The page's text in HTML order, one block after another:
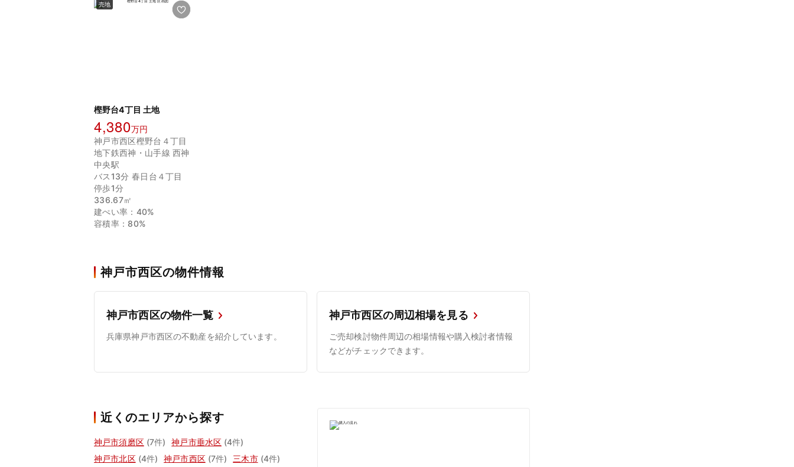
売地
樫野台4丁目 土地
4,380万円
神戸市西区樫野台４丁目
地下鉄西神・山手線 西神
中央駅
バス13分 春日台４丁目
停歩1分
336.67㎡
建ぺい率：40%
容積率：80%
神戸市西区の物件情報
神戸市西区の物件一覧
兵庫県神戸市西区の不動産を紹介しています。
神戸市西区の周辺相場を見る
ご売却検討物件周辺の相場情報や購入検討者情報
などがチェックできます。
近くのエリアから探す
神戸市須磨区 (7件) 神戸市垂水区 (4件)
神戸市北区 (4件) 神戸市西区 (7件) 三木市 (4件)